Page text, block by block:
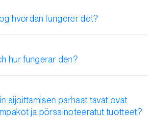
hvordan fungerer det?
hur fungerar den?
sijoittamisen parhaat tavat ovat
ja pörssinoteeratut tuotteet?